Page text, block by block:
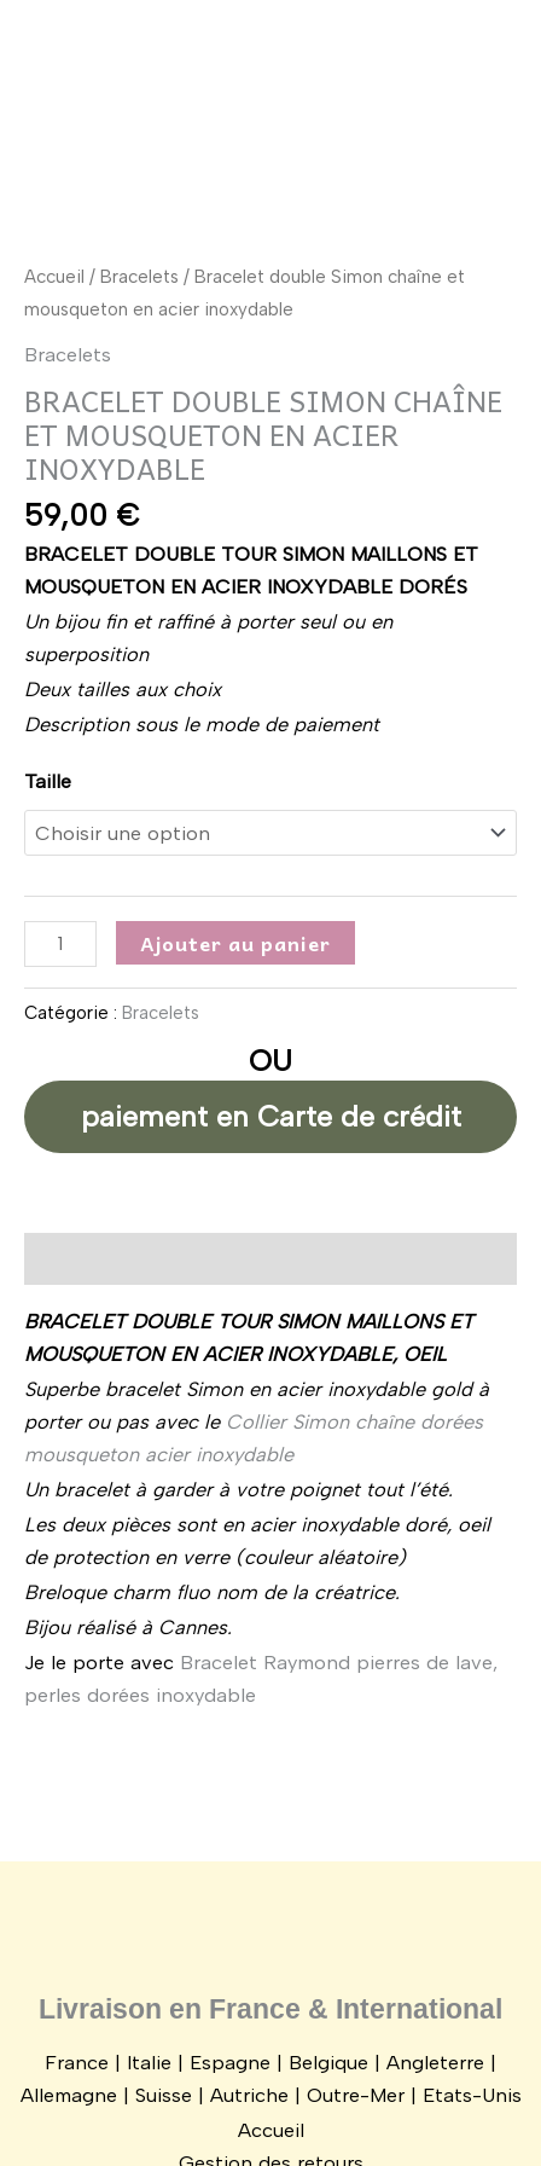
Accueil / Bracelets / Bracelet double Simon chaîne et
mousqueton en acier inoxydable
Bracelets
BRACELET DOUBLE SIMON CHAÎNE
ET MOUSQUETON EN ACIER
INOXYDABLE
59,00 €
BRACELET DOUBLE TOUR SIMON MAILLONS ET
MOUSQUETON EN ACIER INOXYDABLE DORÉS
Un bijou fin et raffiné à porter seul ou en
superposition
Deux tailles aux choix
Description sous le mode de paiement
Taille
Ajouter au panier
Catégorie : Bracelets
OU
paiement en Carte de crédit
BRACELET DOUBLE TOUR SIMON MAILLONS ET
MOUSQUETON EN ACIER INOXYDABLE, OEIL
Superbe bracelet Simon en acier inoxydable gold à
porter ou pas avec le Collier Simon chaîne dorées
mousqueton acier inoxydable
Un bracelet à garder à votre poignet tout l’été.
Les deux pièces sont en acier inoxydable doré, oeil
de protection en verre (couleur aléatoire)
Breloque charm fluo nom de la créatrice.
Bijou réalisé à Cannes.
Je le porte avec Bracelet Raymond pierres de lave,
perles dorées inoxydable
Livraison en France & International
France | Italie | Espagne | Belgique | Angleterre |
Allemagne | Suisse | Autriche | Outre-Mer | Etats-Unis
Accueil